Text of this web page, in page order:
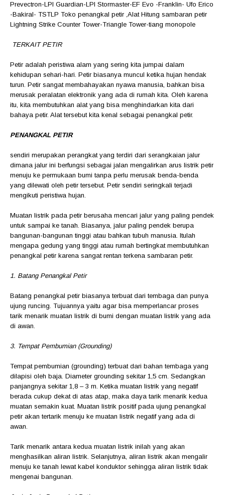
Prevectron-LPI Guardian-LPI Stormaster-EF Evo -Franklin- Ufo Erico
-Bakiral- TSTLP Toko penangkal petir ,Alat Hitung sambaran petir
Lightning Strike Counter Tower-Triangle Tower-tiang monopole
TERKAIT PETIR
Petir adalah peristiwa alam yang sering kita jumpai dalam
kehidupan sehari-hari. Petir biasanya muncul ketika hujan hendak
turun. Petir sangat membahayakan nyawa manusia, bahkan bisa
merusak peralatan elektronik yang ada di rumah kita. Oleh karena
itu, kita membutuhkan alat yang bisa menghindarkan kita dari
bahaya petir. Alat tersebut kita kenal sebagai penangkal petir.
PENANGKAL PETIR
sendiri merupakan perangkat yang terdiri dari serangkaian jalur
dimana jalur ini berfungsi sebagai jalan mengalirkan arus listrik petir
menuju ke permukaan bumi tanpa perlu merusak benda-benda
yang dilewati oleh petir tersebut. Petir sendiri seringkali terjadi
mengikuti peristiwa hujan.
Muatan listrik pada petir berusaha mencari jalur yang paling pendek
untuk sampai ke tanah. Biasanya, jalur paling pendek berupa
bangunan-bangunan tinggi atau bahkan tubuh manusia. Itulah
mengapa gedung yang tinggi atau rumah bertingkat membutuhkan
penangkal petir karena sangat rentan terkena sambaran petir.
1. Batang Penangkal Petir
Batang penangkal petir biasanya terbuat dari tembaga dan punya
ujung runcing. Tujuannya yaitu agar bisa memperlancar proses
tarik menarik muatan listrik di bumi dengan muatan listrik yang ada
di awan.
3. Tempat Pembumian (Grounding)
Tempat pembumian (grounding) terbuat dari bahan tembaga yang
dilapisi oleh baja. Diameter grounding sekitar 1,5 cm. Sedangkan
panjangnya sekitar 1,8 – 3 m. Ketika muatan listrik yang negatif
berada cukup dekat di atas atap, maka daya tarik menarik kedua
muatan semakin kuat. Muatan listrik positif pada ujung penangkal
petir akan tertarik menuju ke muatan listrik negatif yang ada di
awan.
Tarik menarik antara kedua muatan listrik inilah yang akan
menghasilkan aliran listrik. Selanjutnya, aliran listrik akan mengalir
menuju ke tanah lewat kabel konduktor sehingga aliran listrik tidak
mengenai bangunan.